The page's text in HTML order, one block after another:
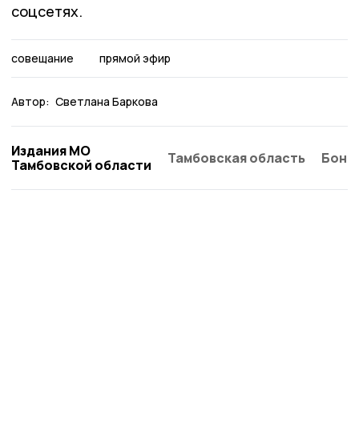
соцсетях.
совещание прямой эфир
Автор: Светлана Баркова
Издания МО
Тамбовской области
Тамбовская область